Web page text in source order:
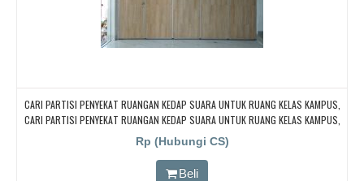
CARI PARTISI PENYEKAT RUANGAN KEDAP SUARA UNTUK RUANG KELAS KAMPUS,
CARI PARTISI PENYEKAT RUANGAN KEDAP SUARA UNTUK RUANG KELAS KAMPUS,
CARI PARTISI PENYEKAT RUANGAN KEDAP SUARA UNTUK RUANG KELAS KAMPUS,
CARI PARTISI PENYEKAT RUANGAN KEDAP SUARA UNTUK RUANG KELAS KAMPUS,
CARI PARTISI PENYEKAT RUANGAN KEDAP SUARA UNTUK RUANG KELAS KAMPUS
Rp (Hubungi CS)
Beli